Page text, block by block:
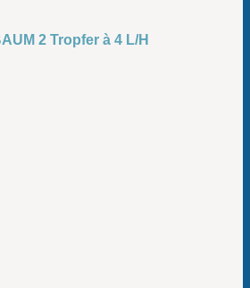
2 Tropfer à 4 L/H